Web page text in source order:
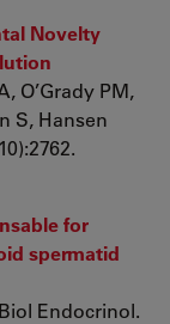
Novelty
O’Grady PM,
S, Hansen
for
spermatid
Endocrinol.